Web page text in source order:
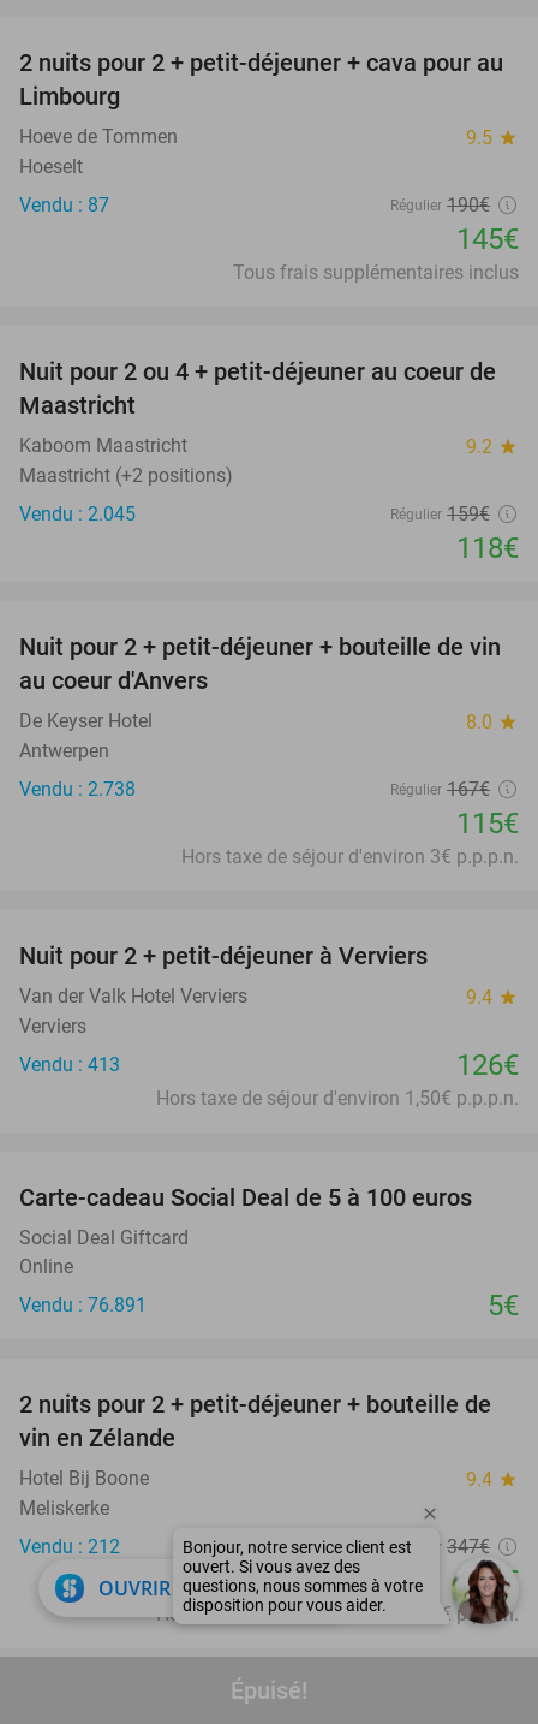
Épuisé!
24%
2 nuits pour 2 + petit-déjeuner + cava pour au
Limbourg
Hoeve de Tommen 9.5 star
Hoeselt
Vendu : 87
Régulier 190€
145€
Tous frais supplémentaires inclus
26%
Nuit pour 2 ou 4 + petit-déjeuner au coeur de
Maastricht
Kaboom Maastricht 9.2 star
Maastricht (+2 positions)
Vendu : 2.045
Régulier 159€
118€
31%
Nuit pour 2 + petit-déjeuner + bouteille de vin
au coeur d'Anvers
De Keyser Hotel 8.0 star
Antwerpen
Vendu : 2.738
Régulier 167€
115€
Hors taxe de séjour d'environ 3€ p.p.p.n.
Nuit pour 2 + petit-déjeuner à Verviers
Van der Valk Hotel Verviers 9.4 star
Verviers
Vendu : 413
126€
Hors taxe de séjour d'environ 1,50€ p.p.p.n.
Carte-cadeau Social Deal de 5 à 100 euros
Social Deal Giftcard
Online
Vendu : 76.891
5€
55%
2 nuits pour 2 + petit-déjeuner + bouteille de
vin en Zélande
Hotel Bij Boone 9.4 star
Meliskerke
Vendu : 212
Régulier 347€
155€
Hors taxe de séjour d'environ 2,05€ p.p.p.n.
favorite_border
Nuit pour 2 + petit-déjeuner + carte VIP
OUVRIR DANS L'APPLI close